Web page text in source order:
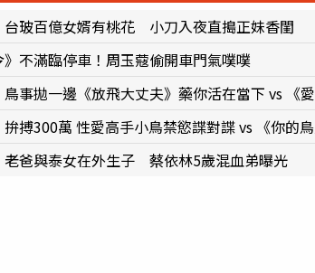
台玻百億女婿有桃花 小刀入夜直搗正妹香閨
不滿臨停車！周玉蔻偷開車門氣噗噗
事拋一邊《放飛大丈夫》藥你活在當下 vs 《
搏300萬 性愛高手小鳥禁慾諜對諜 vs 《你的
老爸與泰女在外生子 蔡依林5歲混血弟曝光